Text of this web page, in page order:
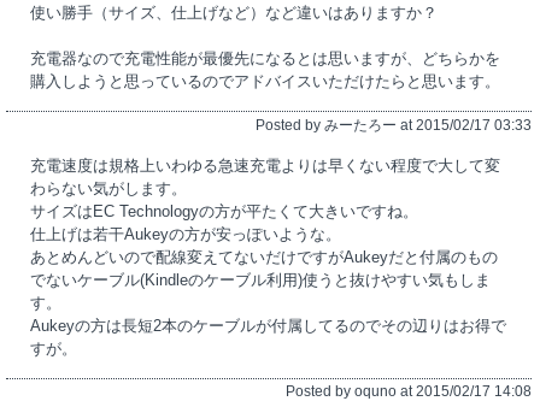
使い勝手（サイズ、仕上げなど）など違いはありますか？
充電器なので充電性能が最優先になるとは思いますが、どちらかを
購入しようと思っているのでアドバイスいただけたらと思います。
Posted by みーたろー at 2015/02/17 03:33
充電速度は規格上いわゆる急速充電よりは早くない程度で大して変
わらない気がします。
サイズはEC Technologyの方が平たくて大きいですね。
仕上げは若干Aukeyの方が安っぽいような。
あとめんどいので配線変えてないだけですがAukeyだと付属のもの
でないケーブル(Kindleのケーブル利用)使うと抜けやすい気もしま
す。
Aukeyの方は長短2本のケーブルが付属してるのでその辺りはお得で
すが。
Posted by oquno at 2015/02/17 14:08